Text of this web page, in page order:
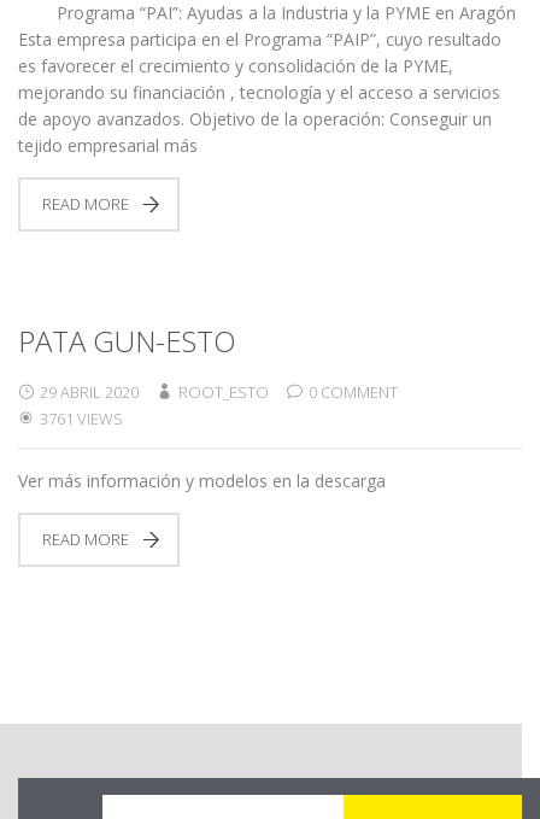
Programa “PAI”: Ayudas a la Industria y la PYME en Aragón
Esta empresa participa en el Programa “PAIP”, cuyo resultado
es favorecer el crecimiento y consolidación de la PYME,
mejorando su financiación , tecnología y el acceso a servicios
de apoyo avanzados. Objetivo de la operación: Conseguir un
tejido empresarial más
READ MORE
PATA GUN-ESTO
29 ABRIL 2020 ROOT_ESTO
0 COMMENT
3761 VIEWS
Ver más información y modelos en la descarga
READ MORE